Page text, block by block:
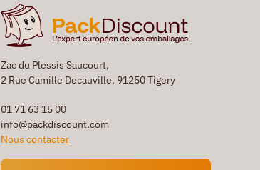
Zac du Plessis Saucourt,
2 Rue Camille Decauville, 91250 Tigery
01 71 63 15 00
info@packdiscount.com
Nous contacter